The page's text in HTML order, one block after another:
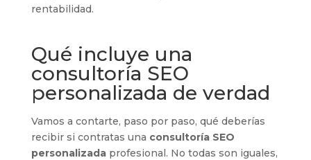
rentabilidad.
Qué incluye una
consultoría SEO
personalizada de verdad
Vamos a contarte, paso por paso, qué deberías
recibir si contratas una consultoría SEO
personalizadaprofesional. No todas son iguales,